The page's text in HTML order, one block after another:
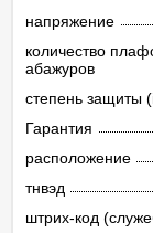
напряжение
количество
абажуров
степень защиты
Гарантия
расположение
тнвэд
штрих-код